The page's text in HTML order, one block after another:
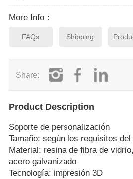
More Info：
FAQs Shipping
Share:
Product Description
Soporte de personalización
Tamaño: según los requisitos del
Material: resina de fibra de
acero galvanizado
Tecnología: impresión 3D